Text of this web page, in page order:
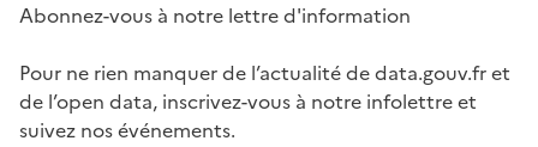
Abonnez-vous à notre lettre d'information
Pour ne rien manquer de l’actualité de data.gouv.fr et
de l’open data, inscrivez-vous à notre infolettre et
suivez nos événements.